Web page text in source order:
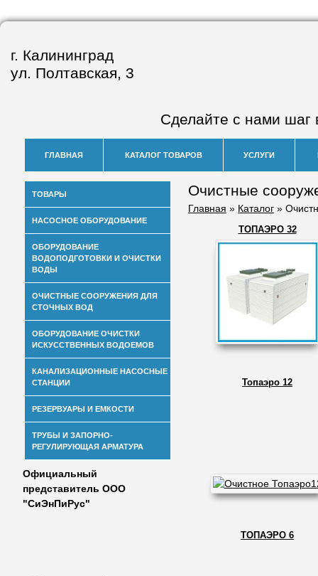
Сделайте с нами шаг
г. Калининград
ул. Полтавская, 3
ГЛАВНАЯ КАТАЛОГ ТОВАРОВ УСЛУГИ
ТОВАРЫ
НАСОСНОЕ ОБОРУДОВАНИЕ
ОБОРУДОВАНИЕ
ВОДОПОДГОТОВКИ И ОЧИСТКИ
ВОДЫ
ОЧИСТНЫЕ СООРУЖЕНИЯ ДЛЯ
СТОЧНЫХ ВОД
ОБОРУДОВАНИЕ ОЧИСТКИ
ИСКУССТВЕННЫХ ВОДОЕМОВ
КАНАЛИЗАЦИОННЫЕ НАСОСНЫЕ
СТАНЦИИ
РЕЗЕРВУАРЫ И ЕМКОСТИ
ТРУБЫ И ЗАПОРНО-
РЕГУЛИРУЮЩАЯ АРМАТУРА
Официальный
представитель ООО
"СиЭнПиРус"
Очистные
Главная » Каталог »
ТОПАЭРО 32
Топаэро 12
ТОПАЭРО 6